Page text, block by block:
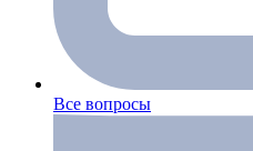
Все вопросы